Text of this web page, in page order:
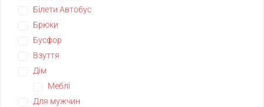
Білети Автобус
Брюки
Бусфор
Взуття
Дім
Меблі
Для мужчин